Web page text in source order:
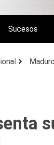
Sucesos